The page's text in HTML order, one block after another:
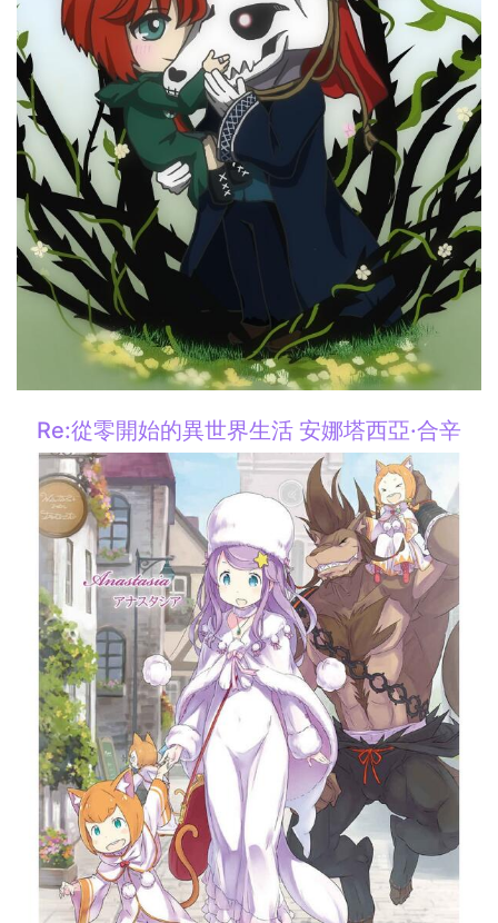
Re:從零開始的異世界生活 安娜塔西亞·合辛